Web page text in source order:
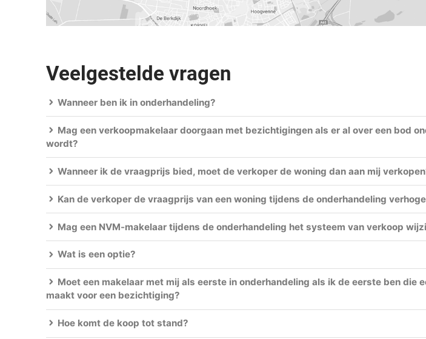
Veelgestelde vragen
Wanneer ben ik in onderhandeling?
Mag een verkoopmakelaar doorgaan met bezichtigingen als er al over een bod
wordt?
Wanneer ik de vraagprijs bied, moet de verkoper de woning dan aan mij
Kan de verkoper de vraagprijs van een woning tijdens de onderhandeling
Mag een NVM-makelaar tijdens de onderhandeling het systeem van verkoop
Wat is een optie?
Moet een makelaar met mij als eerste in onderhandeling als ik de eerste ben die
maakt voor een bezichtiging?
Hoe komt de koop tot stand?